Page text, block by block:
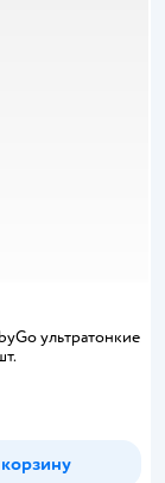
ультратонкие